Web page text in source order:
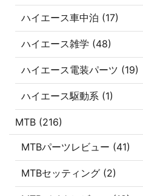
ハイエース車中泊 (17)
ハイエース雑学 (48)
ハイエース電装パーツ (19)
ハイエース駆動系 (1)
MTB (216)
MTBパーツレビュー (41)
MTBセッティング (2)